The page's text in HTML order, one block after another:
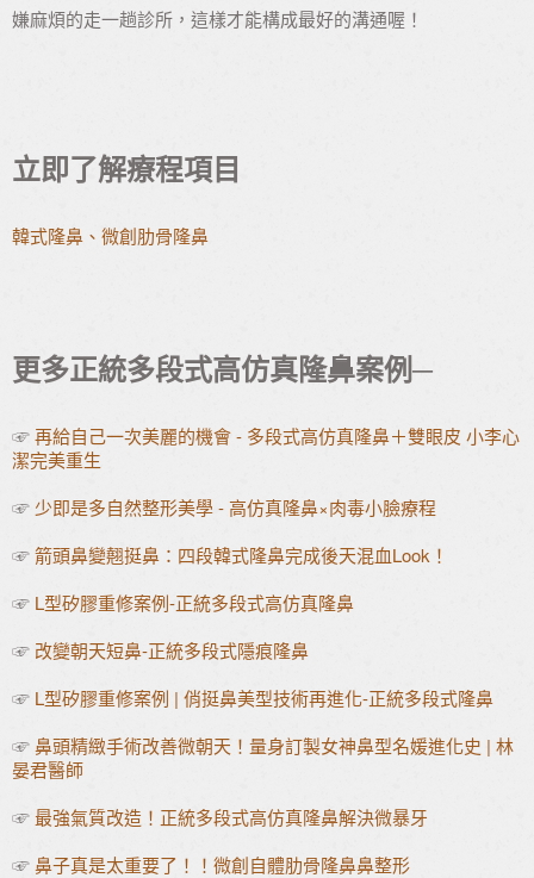
嫌麻煩的走一趟診所，這樣才能構成最好的溝通喔！
立即了解療程項目
韓式隆鼻、微創肋骨隆鼻
更多正統多段式高仿真隆鼻案例─
☞再給自己一次美麗的機會 - 多段式高仿真隆鼻＋雙眼皮 小李心
潔完美重生
☞ 少即是多自然整形美學 - 高仿真隆鼻×肉毒小臉療程
☞箭頭鼻變翹挺鼻：四段韓式隆鼻完成後天混血Look！
☞ L型矽膠重修案例-正統多段式高仿真隆鼻
☞ 改變朝天短鼻-正統多段式隱痕隆鼻
☞ L型矽膠重修案例 | 俏挺鼻美型技術再進化-正統多段式隆鼻
☞鼻頭精緻手術改善微朝天！量身訂製女神鼻型名媛進化史 | 林
晏君醫師
☞最強氣質改造！正統多段式高仿真隆鼻解決微暴牙
☞鼻子真是太重要了！！微創自體肋骨隆鼻鼻整形